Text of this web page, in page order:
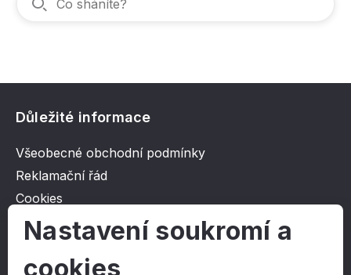
Důležité informace
Všeobecné obchodní podmínky
Reklamační řád
Cookies
Ochrana osobních údajů
Nastavení soukromí a
cookies